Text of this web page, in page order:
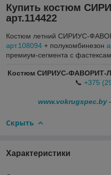
Купить костюм
арт.114422
Костюм летний СИРИУС-
арт.108094 + полукомбинезон
премиум-сегмента с
Костюм СИРИУС-ФАВОРИТ-
📞 +375
www.vokrugspec.by
Скрыть
Характеристики